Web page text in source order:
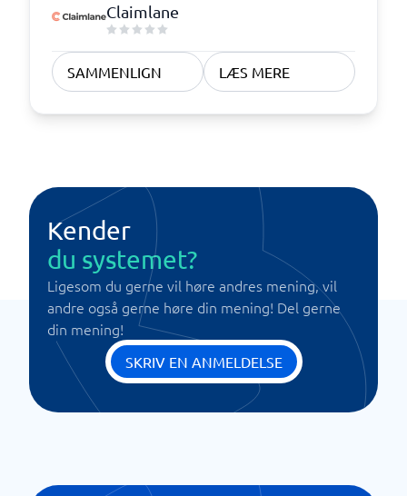
Claimlane
SAMMENLIGN LÆS MERE
Kender
du systemet?
Ligesom du gerne vil høre andres mening, vil
andre også gerne høre din mening! Del gerne
din mening!
SKRIV EN ANMELDELSE